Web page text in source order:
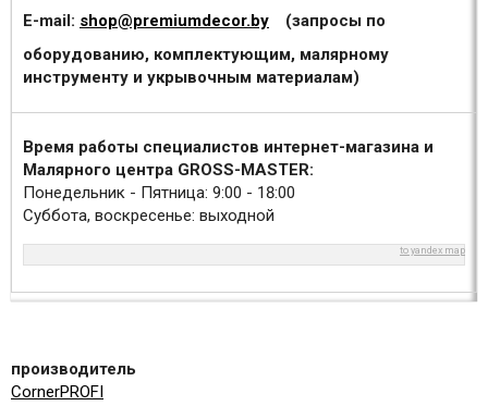
E-mail: shop@premiumdecor.by
(запросы по
оборудованию, комплектующим, малярному
инструменту и укрывочным материалам)
Время работы специалистов интернет-магазина и
Малярного центра GROSS-MASTER:
Понедельник - Пятница: 9:00 - 18:00
Суббота, воскресенье: выходной
to yandex map
производитель
CornerPROFI